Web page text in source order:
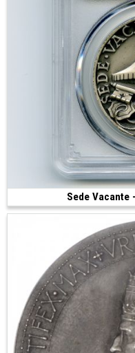
Sede Vacante
(1963 • 26.70 g • 37 mm)